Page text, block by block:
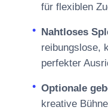
für flexiblen
Nahtloses
reibungslose,
perfekter
Optionale
kreative